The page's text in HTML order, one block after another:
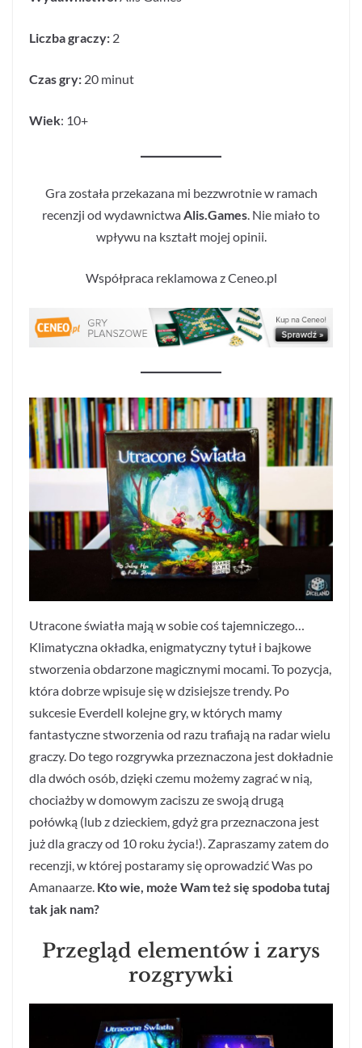
Liczba graczy: 2
Czas gry: 20 minut
Wiek: 10+
Gra została przekazana mi bezzwrotnie w ramach
recenzji od wydawnictwaAlis.Games. Nie miało to
wpływu na kształt mojej opinii.
Współpraca reklamowa z Ceneo.pl
Utracone światła mają w sobie coś tajemniczego…
Klimatyczna okładka, enigmatyczny tytuł i bajkowe
stworzenia obdarzone magicznymi mocami. To pozycja,
która dobrze wpisuje się w dzisiejsze trendy. Po
sukcesie Everdell kolejne gry, w których mamy
fantastyczne stworzenia od razu trafiają na radar wielu
graczy. Do tego rozgrywka przeznaczona jest dokładnie
dla dwóch osób, dzięki czemu możemy zagrać w nią,
chociażby w domowym zaciszu ze swoją drugą
połówką (lub z dzieckiem, gdyż gra przeznaczona jest
już dla graczy od 10 roku życia!). Zapraszamy zatem do
recenzji, w której postaramy się oprowadzić Was po
Amanaarze. Kto wie, może Wam też się spodoba tutaj
tak jak nam?
Przegląd elementów i zarys
rozgrywki